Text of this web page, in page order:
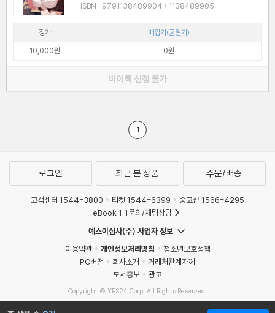
ISBN : 9791138489904 / 1138489905
정가
매입가(균일가)
10,000원
0원
바이백 신청 불가
1
로그인 최근 본 상품 주문/배송
고객센터 1544-3800 티켓 1544-6399
중고샵 1566-4295
eBook 1:1문의/채팅상담
예스이십사(주) 사업자 정보
이용약관
개인정보처리방침
청소년보호정책
PC버전
회사소개
거래처관계자께
도서홍보
광고
Copyright © YES24 Corp. All Rights Reserved.
MATOM3